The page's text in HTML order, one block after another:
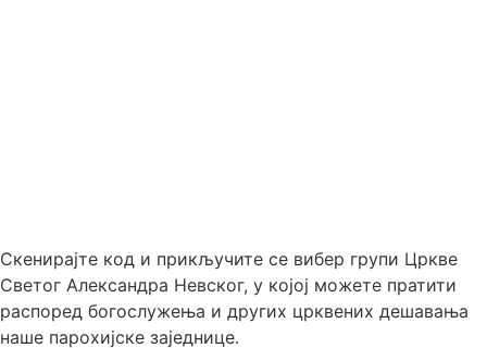
Скенирајте код и прикључите се вибер групи Цркве
Светог Александра Невског, у којој можете пратити
распоред богослужења и других црквених дешавања
наше парохијске заједнице.